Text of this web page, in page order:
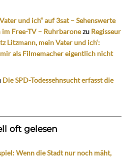
und ich“ auf 3sat – Sehenswerte
Free-TV – Ruhrbaronezu Regisseur
Litzmann, mein Vater und ich‘:
mir als Filmemacher eigentlich nicht
Die SPD-Todessehnsucht erfasst die
oft gelesen
Wenn die Stadt nur noch mäht,